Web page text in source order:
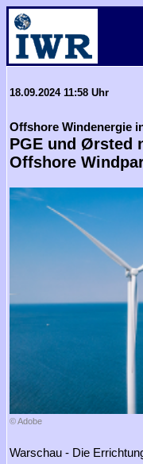
18.09.2024 11:58 Uhr
Offshore Windenergie
PGE und Ørsted
Offshore
© Adobe
Warschau - Die